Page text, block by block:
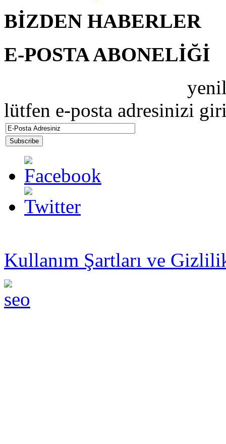
BİZDEN HABERLER
E-POSTA ABONELİĞİ
lütfen e-posta adresinizi
Kullanım Şartları ve